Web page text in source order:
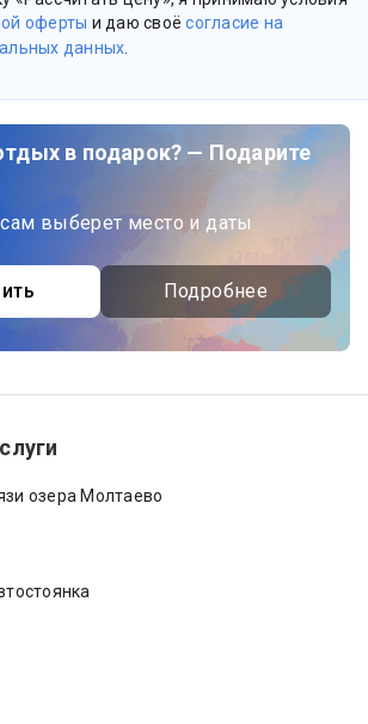
оферты и даю своёсогласие на
данных
в подарок? — Подарите
выберет место и даты
Подробнее
озера Молтаево